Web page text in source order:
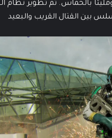
بالحماس. تم تطوير نظام
بين القتال القريب والبعيد